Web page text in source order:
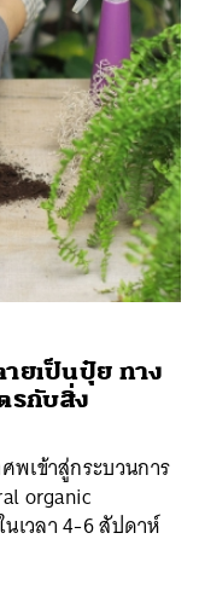
ยเป็นปุ๋ย ทาง
รกับสิ่ง
พเข้าสู่กระบวนการ
organic
เวลา 4-6 สัปดาห์